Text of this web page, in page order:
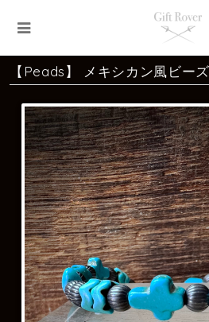
【Peads】 メキシカン風ビー